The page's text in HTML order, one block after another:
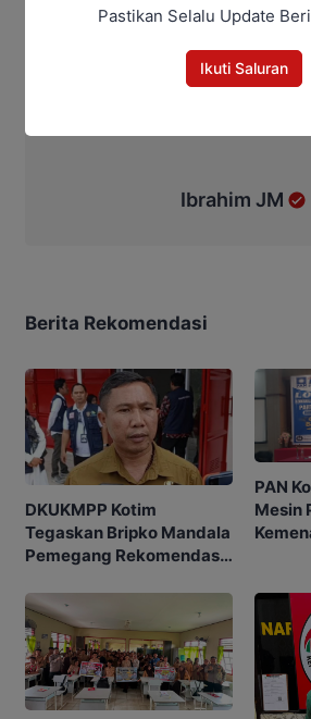
Ibrahim JM
Berita Rekomendasi
DKUKMPP Kotim
Tegaskan Bripko Mandala
Pemegang Rekomendasi
PAN
Mesin
Pastikan Selalu Update
Ikuti Saluran